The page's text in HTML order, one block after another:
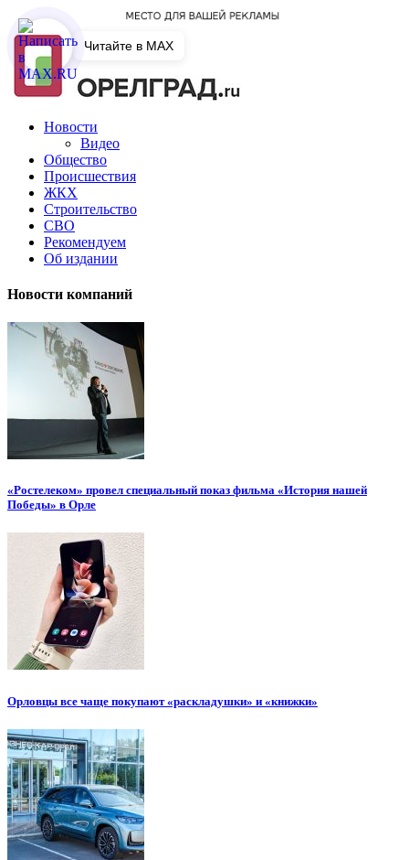
Новости
Видео
Общество
Происшествия
ЖКХ
Строительство
СВО
Рекомендуем
Об издании
Новости компаний
«Ростелеком» провел специальный показ фильма «История нашей
Победы» в Орле
Орловцы все чаще покупают «раскладушки» и «книжки»
Читайте в MAX